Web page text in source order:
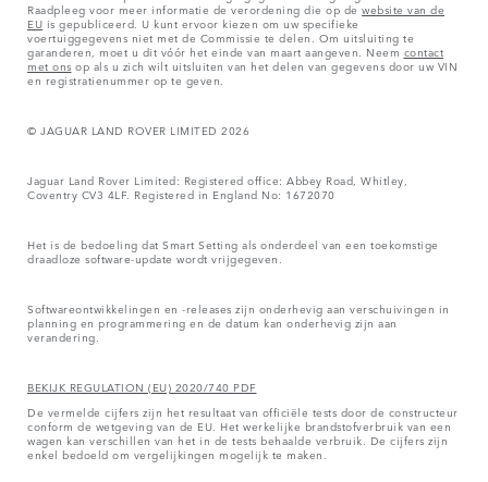
Raadpleeg voor meer informatie de verordening die op dewebsite van de
EU is gepubliceerd. U kunt ervoor kiezen om uw specifieke
voertuiggegevens niet met de Commissie te delen. Om uitsluiting te
garanderen, moet u dit vóór het einde van maart aangeven. Neem contact
met ons op als u zich wilt uitsluiten van het delen van gegevens door uw VIN
en registratienummer op te geven.
© JAGUAR LAND ROVER LIMITED 2026
Jaguar Land Rover Limited: Registered office: Abbey Road, Whitley,
Coventry CV3 4LF. Registered in England No: 1672070
Het is de bedoeling dat Smart Setting als onderdeel van een toekomstige
draadloze software-update wordt vrijgegeven.
Softwareontwikkelingen en -releases zijn onderhevig aan verschuivingen in
planning en programmering en de datum kan onderhevig zijn aan
verandering.
BEKIJK REGULATION (EU) 2020/740 PDF
De vermelde cijfers zijn het resultaat van officiële tests door de constructeur
conform de wetgeving van de EU. Het werkelijke brandstofverbruik van een
wagen kan verschillen van het in de tests behaalde verbruik. De cijfers zijn
enkel bedoeld om vergelijkingen mogelijk te maken.